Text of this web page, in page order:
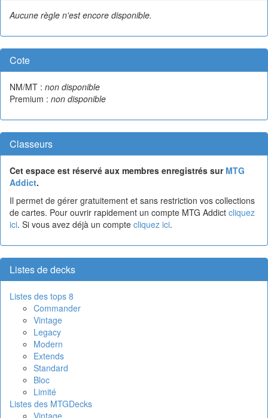
Aucune règle n'est encore disponible.
Cote
NM/MT : non disponible
Premium : non disponible
Classeurs
Cet espace est réservé aux membres enregistrés sur MTG
Addict.
Il permet de gérer gratuitement et sans restriction vos collections
de cartes. Pour ouvrir rapidement un compte MTG Addict cliquez
ici. Si vous avez déjà un compte cliquez ici.
Listes de decks
Listes des tops 8
Commander
Vintage
Legacy
Modern
Extends
Standard
Bloc
Limité
Listes des MTGDecks